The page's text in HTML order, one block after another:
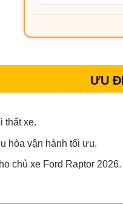
ƯU
thất xe.
hòa vận hành tối ưu.
chủ xe Ford Raptor 2026.